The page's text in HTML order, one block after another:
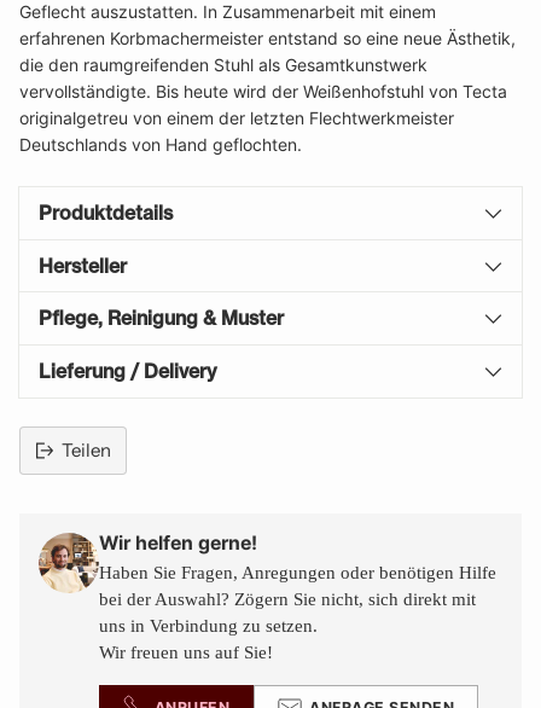
Geflecht auszustatten. In Zusammenarbeit mit einem
erfahrenen Korbmachermeister entstand so eine neue Ästhetik,
die den raumgreifenden Stuhl als Gesamtkunstwerk
vervollständigte. Bis heute wird der Weißenhofstuhl von Tecta
originalgetreu von einem der letzten Flechtwerkmeister
Deutschlands von Hand geflochten.
Produktdetails
Hersteller
Pflege, Reinigung & Muster
Lieferung / Delivery
Teilen
den
Warenkorb
legen
Wir helfen gerne!
Haben Sie Fragen, Anregungen oder benötigen Hilfe
bei der Auswahl? Zögern Sie nicht, sich direkt mit
uns in Verbindung zu setzen.
Wir freuen uns auf Sie!